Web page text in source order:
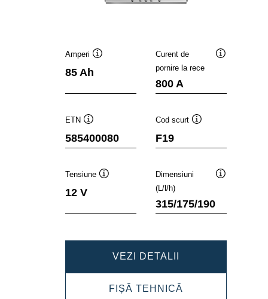
Amperi
85 Ah
Curent de
pornire la rece
800 A
ETN
585400080
Cod scurt
F19
Tensiune
12 V
Dimensiuni
(L/l/h)
315/175/190
VEZI DETALII
SLI
585400080
FIȘĂ TEHNICĂ